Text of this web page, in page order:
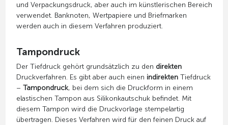
und Verpackungsdruck, aber auch im künstlerischen Bereich
verwendet. Banknoten, Wertpapiere und Briefmarken
werden auch in diesem Verfahren produziert.
Tampondruck
Der Tiefdruck gehört grundsätzlich zu den direkten
Druckverfahren. Es gibt aber auch einen indirektenTiefdruck
– Tampondruck, bei dem sich die Druckform in einem
elastischen Tampon aus Silikonkautschuk befindet. Mit
diesem Tampon wird die Druckvorlage stempelartig
übertragen. Dieses Verfahren wird für den feinen Druck auf